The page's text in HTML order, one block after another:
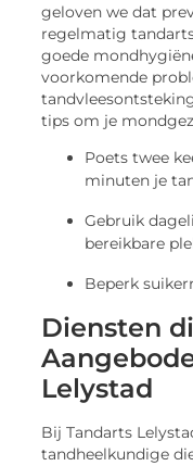
geloven we dat
regelmatig
goede
voorkomende
tips om je
Poets twee
minuten je
Gebruik
bereikbare
Beperk
Diensten
Lelystad
Bij Tandarts
tandheelkundige